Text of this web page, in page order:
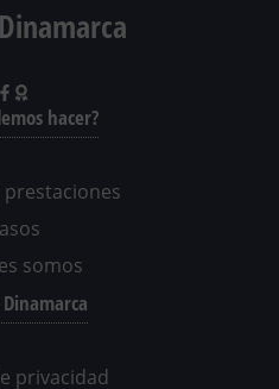
hacer?
prestaciones
somos
privacidad